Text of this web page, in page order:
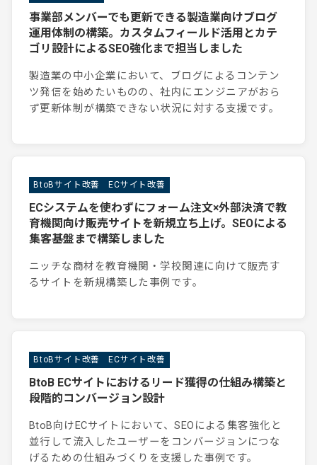
事業部メンバーでも更新できる製造業向けブログ
運用体制の構築。カスタムフィールド活用とカテ
ゴリ設計によるSEO強化まで担当しました
製造業の中小企業において、ブログによるコンテン
ツ発信を始めたいものの、社内にエンジニアがおら
ず更新体制が構築できない状況に対する支援です。
BtoBサイト改善 ECサイト改善
ECシステムを使わずにフォーム注文×外部決済で教
育機関向け販売サイトを新規立ち上げ。SEOによる
集客基盤まで構築しました
ニッチな商材を教育機関・学校関連に向けて販売す
るサイトを新規構築した事例です。
BtoBサイト改善 ECサイト改善
BtoB ECサイトにおけるリード獲得の仕組み構築と
段階的コンバージョン設計
BtoB向けECサイトにおいて、SEOによる集客強化と
並行して流入したユーザーをコンバージョンにつな
げるための仕組みづくりを支援した事例です。